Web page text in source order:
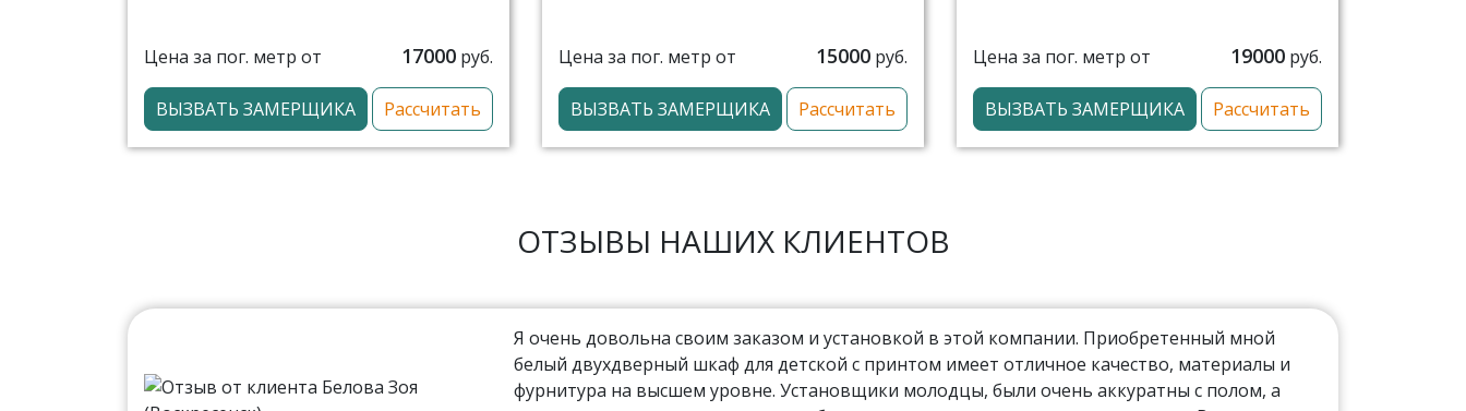
Цена за пог. метр от 17000 руб.
ВЫЗВАТЬ ЗАМЕРЩИКА Рассчитать
Цена за пог. метр от 15000 руб.
ВЫЗВАТЬ ЗАМЕРЩИКА Рассчитать
Цена за пог. метр от 19000 руб.
ВЫЗВАТЬ ЗАМЕРЩИКА Рассчитать
ОТЗЫВЫ НАШИХ КЛИЕНТОВ
Я очень довольна своим заказом и установкой в этой компании. Приобретенный мной
белый двухдверный шкаф для детской с принтом имеет отличное качество, материалы и
фурнитура на высшем уровне. Установщики молодцы, были очень аккуратны с полом, а